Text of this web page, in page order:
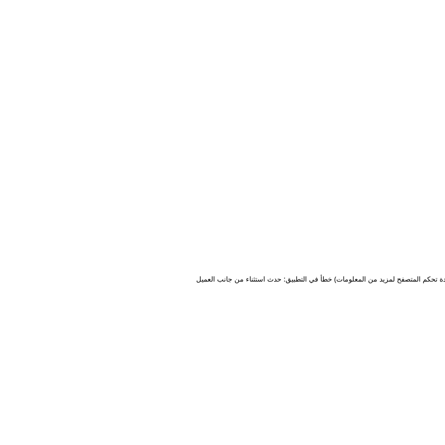
خطأ في التطبيق: حدث استثناء من جانب العميل تحكم المتصفح لمزيد من المعلومات)